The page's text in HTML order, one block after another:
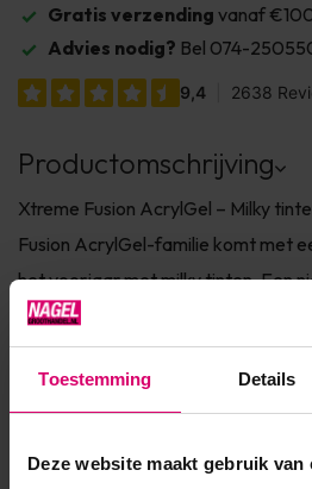
Toestemming Details
Deze website maakt gebruik van
Gratis verzending vanaf
Advies nodig? Bel 074-
Productomschrijving
Xtreme Fusion AcrylGel – Milky
Fusion AcrylGel-familie komt met
het voorjaar met milky tinten. Een
bouwmaterialen, het is een niet-
vormbare en gemakkelijk te vijlen
dichtheid. Dit materiaal kenmerkt
Toon meer